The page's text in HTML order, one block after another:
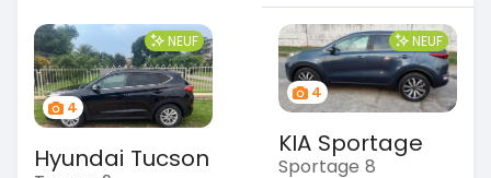
4
NEUF
Hyundai Tucson
4
NEUF
KIA Sportage
Sportage 8